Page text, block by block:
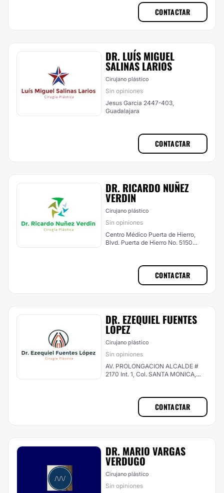
CONTACTAR
DR. LUÍS MIGUEL
SALINAS LARIOS
Cirujano plástico
Sin opiniones
Jesus Garcia 2447-403,
Guadalajara
CONTACTAR
DR. RICARDO NUÑEZ
VERDIN
Cirujano plástico
Sin opiniones
Centro Médico Puerta de Hierro,
Blvd. Puerta de Hierro No. 5150
CONTACTAR
DR. EZEQUIEL FUENTES
LÓPEZ
Cirujano plástico
Sin opiniones
AV. PROLONGACION ALCALDE #
2170 Int. 1, Col. SANTA MONICA,
CONTACTAR
DR. MARIO VARGAS
VERDUGO
Cirujano plástico
Sin opiniones